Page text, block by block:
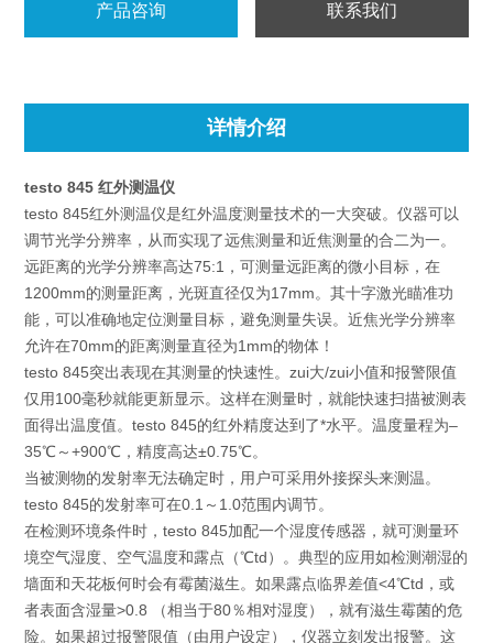
产品咨询 联系我们
详情介绍
testo 845 红外测温仪
testo 845红外测温仪是红外温度测量技术的一大突破。仪器可以
调节光学分辨率，从而实现了远焦测量和近焦测量的合二为一。
远距离的光学分辨率高达75:1，可测量远距离的微小目标，在
1200mm的测量距离，光斑直径仅为17mm。其十字激光瞄准功
能，可以准确地定位测量目标，避免测量失误。近焦光学分辨率
允许在70mm的距离测量直径为1mm的物体！
testo 845突出表现在其测量的快速性。zui大/zui小值和报警限值
仅用100毫秒就能更新显示。这样在测量时，就能快速扫描被测表
面得出温度值。testo 845的红外精度达到了*水平。温度量程为–
35℃～+900℃，精度高达±0.75℃。
当被测物的发射率无法确定时，用户可采用外接探头来测温。
testo 845的发射率可在0.1～1.0范围内调节。
在检测环境条件时，testo 845加配一个湿度传感器，就可测量环
境空气湿度、空气温度和露点（℃td）。典型的应用如检测潮湿的
墙面和天花板何时会有霉菌滋生。如果露点临界差值<4℃td，或
者表面含湿量>0.8 （相当于80％相对湿度），就有滋生霉菌的危
险。如果超过报警限值（由用户设定），仪器立刻发出报警。这